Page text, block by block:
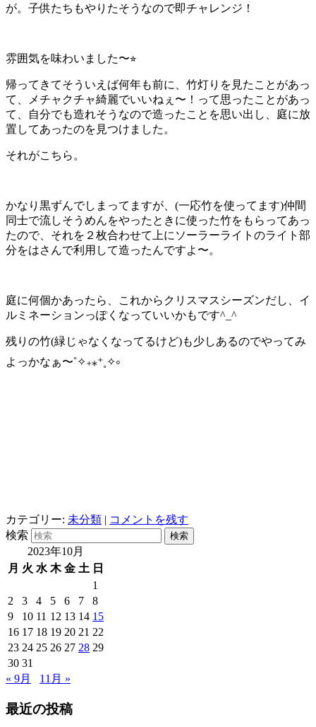
が。子供たちもやりたそうなので即チャレンジ！
雰囲気を味わいました〜⭐︎
帰ってきてそういえば何年も前に、竹灯りを見たことがあっ
て、メチャクチャ綺麗でいいねぇ〜！って思ったことがあっ
て、自分でも造れそうなので造ったことを思い出し、庭に放
置してあったのを見つけました。
それがこちら。
かなり黒ずんでしまってますが、(一応竹を使ってます)仲間
同士で流しそうめんをやったときに使った竹をもらってあっ
たので、それを２枚合わせて上にソーラーライトのライト部
分をはさんで利用して造ったんですよ〜。
庭に何個かあったら、これからクリスマスシーズンだし、イ
ルミネーションっぽくなっていいかもです^_^
残りの竹(緑じゃなくなってるけど)も少しあるのでやってみ
よっかなぁ〜˚✧₊⁎⁺˳✧༚
カテゴリー: 未分類 | コメントを残す
検索
2023年10月
月 火 水 木 金 土 日
1
2
3 4 5 6 7
8
9
10 11 12 13 14 15
16 17 18 19 20 21 22
23 24 25 26 27 28 29
30 31
« 9月
11月 »
最近の投稿